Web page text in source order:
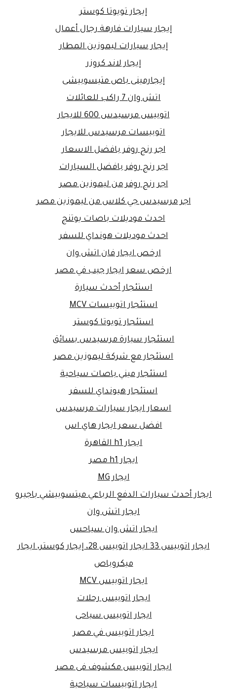
إيجار تويوتا كوستر
إيجار سيارات فارهة رجال أعمال
إيجار سيارات ليموزين المطار
إيجار لاند كروزر
إيجارمينى باص متيسوبيشى
اتش وان 7 راكب للعائلات
اتوبيس مرسيدس 600 للايجار
اتوبيسات مرسيدس للايجار
اجر رنج روفر بافضل الاسعار
اجر رنج روفر بافضل السيارات
اجر رنج روفر من ليموزين مصر
اجر مرسيدس جي كلاس من ليموزين مصر
احدث موديلات باصات يوتنج
احدث موديلات هونداي للسفر
ارخص ايجار فان اتش وان
ارخص سعر ايجار جيب في مصر
استئجار أحدث سيارة
استئجار اتوبيسات MCV
استئجار تويوتا كوستر
استئجار سيارة مرسيدس بسائق
استئجار مع شركة ليموزين مصر
استئجار ميني باصات سياحية
استئجار هيونداي للسفر
اسعار ايجار سيارات مرسيدس
افضل سعر ايجار هاي اس
ايجار h1 القاهرة
ايجار h1 مصر
ايجار MG
ايجار أحدث سيارات الدفع الرباعي ميتسوبيشي باجيرو
ايجار اتش وان
ايجار اتش وان سياحس
ايجار اتوبيس 33 ايجار اتوبيس 28، إيجار كوستر، ايجار
ميكروباص
ايجار اتوبيس MCV
ايجار اتوبيس رحلات
ايجار اتوبيس سياحى
ايجار اتوبيس في مصر
ايجار اتوبيس مرسيدس
ايجار اتوبيس مكشوف فى مصر
ايجار اتوبيسات سياحية